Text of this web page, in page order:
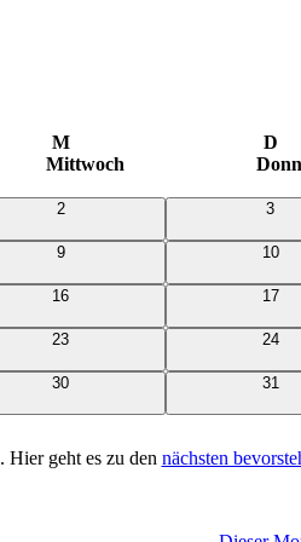
M
Mittwoch
D
0
2
0
3
0
9
010
016
017
0
23
0
24
0
30
0
31
Hier geht es zu den nächsten